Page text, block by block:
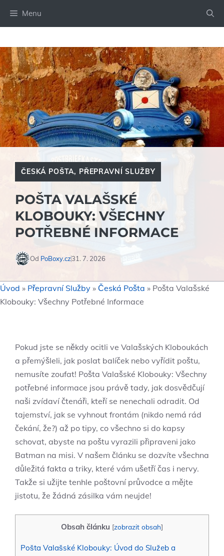
Menu
ČESKÁ POŠTA, PŘEPRAVNÍ SLUŽBY
POŠTA VALAŠSKÉ
KLOBOUKY: VŠECHNY
POTŘEBNÉ INFORMACE
Od PoBoxy.cz31. 7. 2026
Úvod » Přepravní Služby » Česká Pošta » Pošta Valašské
Klobouky: Všechny Potřebné Informace
Pokud jste⁢ se někdy ocitli ve Valašských Kloboukách
a přemýšleli, jak poslat balíček nebo vyřídit poštu,
nemusíte zoufat! Pošta Valašské Klobouky: ⁤Všechny​
potřebné informace jsou právě tady, ⁣jak dosvědčují⁤
naši zvídaví‍ čtenáři, ​kteří ⁤se nenechali odradit. Od
tajemství,‌ jak⁤ se vyhnout frontám ​(nikdo nemá rád
⁢čekání, že?) až po tipy, ​co všechno si‌ do⁢ kapsy
‍schovat, abyste na ‌poštu vyrazili připraveni jako
Batman na⁤ misi. V našem článku se dozvíte⁤ všechna
důležitá ⁤fakta a triky, které vám ušetří čas i⁢ nervy.
Takže si ⁢užijte ⁤tenhle⁢ poštovní průvodce a mějte
jistotu, že žádná zásilka vám⁢ neujde!
Obsah článku [zobrazit obsah]
Pošta Valašské Klobouky: Úvod do Služeb a